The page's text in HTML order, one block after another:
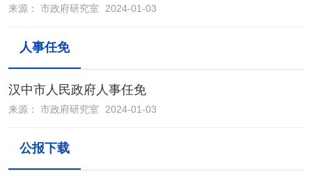
来源： 市政府研究室 2024-01-03
人事任免
汉中市人民政府人事任免
来源： 市政府研究室 2024-01-03
公报下载